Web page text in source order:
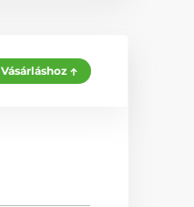
Vásárláshoz